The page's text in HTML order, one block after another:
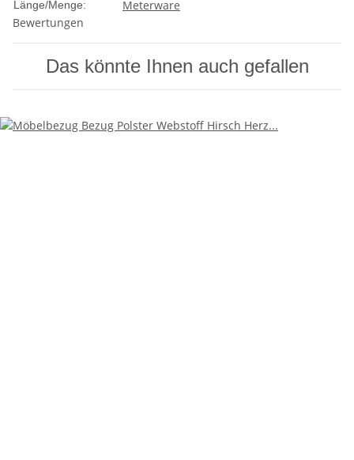
Länge/Menge:
Meterware
Bewertungen
Das könnte Ihnen auch gefallen